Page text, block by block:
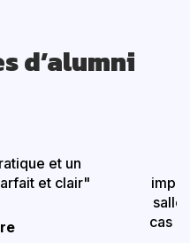
d’alumni
et un
et clair"
salle
cas